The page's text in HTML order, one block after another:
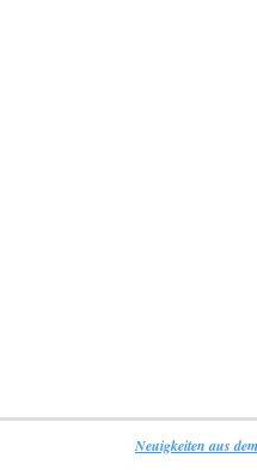
Neuigkeiten aus